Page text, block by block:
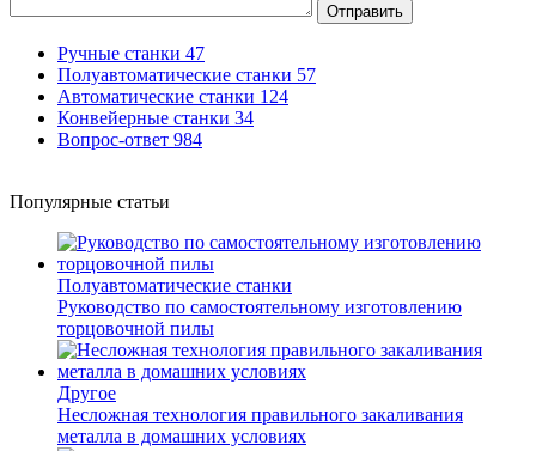
Отправить
Ручные станки 47
Полуавтоматические станки 57
Автоматические станки 124
Конвейерные станки 34
Вопрос-ответ 984
Популярные статьи
Полуавтоматические станки
Руководство по самостоятельному изготовлению
торцовочной пилы
Другое
Несложная технология правильного закаливания
металла в домашних условиях